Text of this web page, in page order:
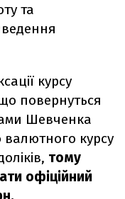
та
курсу
повернуться
Шевченка
валютного курсу
тому
офіційний